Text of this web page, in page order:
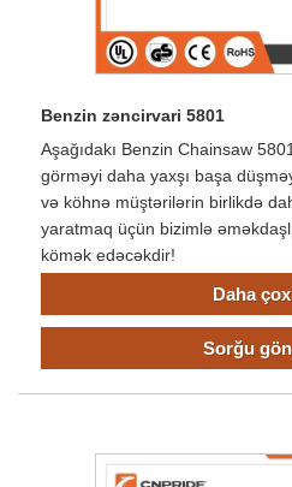
Benzin zəncirvari 5801
Aşağıdakı Benzin Chainsaw
görməyi daha yaxşı başa
və köhnə müştərilərin birlikdə
yaratmaq üçün bizimlə
kömək edəcəkdir!
Daha
Sorğu